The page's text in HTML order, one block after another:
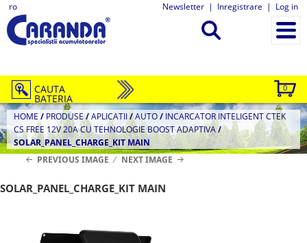
ro Newsletter | Inregistrare | Log in
0
CAUTA
BATERIA
HOME / PRODUSE/APLICATII/AUTO/ INCARCATOR INTELIGENT CTEK
CS FREE 12V 20A CU TEHNOLOGIE BOOST ADAPTIVA/
SOLAR_PANEL_CHARGE_KIT MAIN
PREVIOUS IMAGE
NEXT IMAGE
SOLAR_PANEL_CHARGE_KIT MAIN